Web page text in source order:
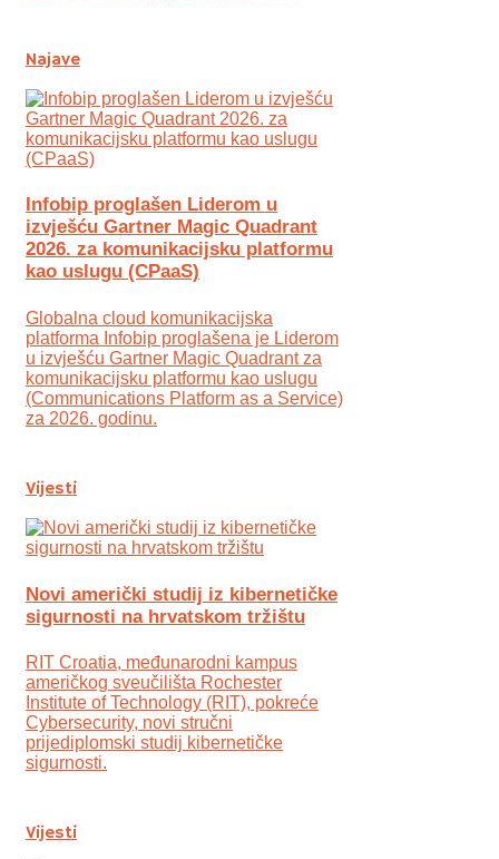
Najave
Infobip proglašen Liderom u
izvješću Gartner Magic Quadrant
2026. za komunikacijsku platformu
kao uslugu (CPaaS)
Globalna cloud komunikacijska
platforma Infobip proglašena je Liderom
u izvješću Gartner Magic Quadrant za
komunikacijsku platformu kao uslugu
(Communications Platform as a Service)
za 2026. godinu.
Vijesti
Novi američki studij iz kibernetičke
sigurnosti na hrvatskom tržištu
RIT Croatia, međunarodni kampus
američkog sveučilišta Rochester
Institute of Technology (RIT), pokreće
Cybersecurity, novi stručni
prijediplomski studij kibernetičke
sigurnosti.
Vijesti